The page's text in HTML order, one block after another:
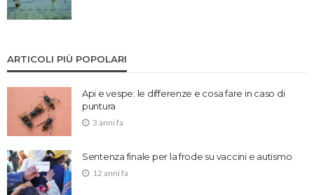
ARTICOLI PIÙ POPOLARI
Api e vespe: le differenze e cosa fare in caso di
puntura
3 anni fa
Sentenza finale per la frode su vaccini e autismo
12 anni fa